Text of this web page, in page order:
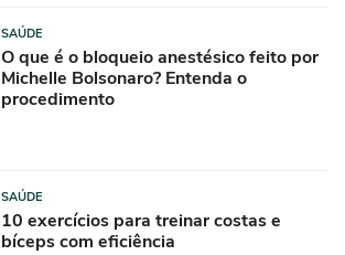
SAÚDE
O que é o bloqueio anestésico feito por
Michelle Bolsonaro? Entenda o
procedimento
SAÚDE
10 exercícios para treinar costas e
bíceps com eficiência